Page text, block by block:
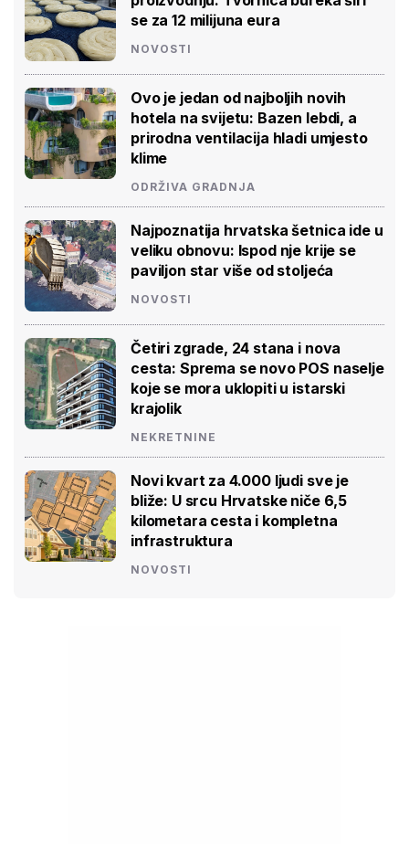
se za 12 milijuna eura
NOVOSTI
Ovo je jedan od najboljih novih
hotela na svijetu: Bazen lebdi, a
prirodna ventilacija hladi umjesto
klime
ODRŽIVA GRADNJA
Najpoznatija hrvatska šetnica ide u
veliku obnovu: Ispod nje krije se
paviljon star više od stoljeća
NOVOSTI
Četiri zgrade, 24 stana i nova
cesta: Sprema se novo POS naselje
koje se mora uklopiti u istarski
krajolik
NEKRETNINE
Novi kvart za 4.000 ljudi sve je
bliže: U srcu Hrvatske niče 6,5
kilometara cesta i kompletna
infrastruktura
NOVOSTI